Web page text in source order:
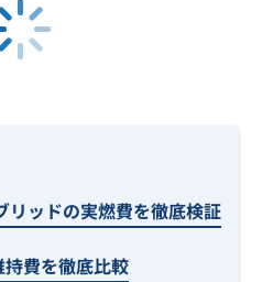
リッドの実燃費を徹底検証
費を徹底比較